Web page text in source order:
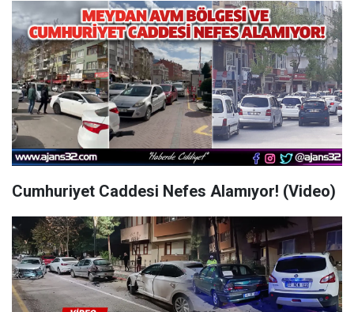
Cumhuriyet Caddesi Nefes Alamıyor! (Video)